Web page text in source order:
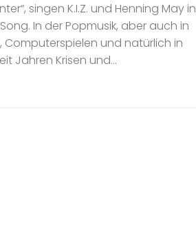
singen K.I.Z. und Henning May in
In der Popmusik, aber auch in
Computerspielen und natürlich in
Jahren Krisen und...